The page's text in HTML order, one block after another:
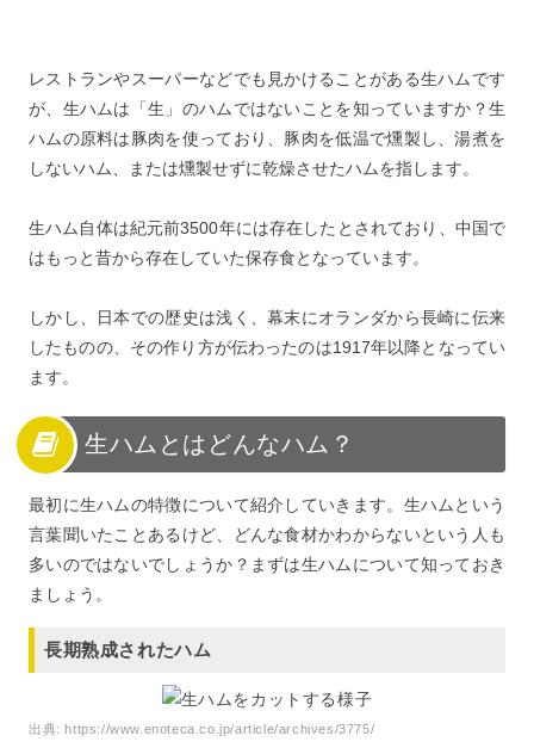
レストランやスーパーなどでも見かけることがある生ハムです
が、生ハムは「生」のハムではないことを知っていますか？生
ハムの原料は豚肉を使っており、豚肉を低温で燻製し、湯煮を
しないハム、または燻製せずに乾燥させたハムを指します。
生ハム自体は紀元前3500年には存在したとされており、中国で
はもっと昔から存在していた保存食となっています。
しかし、日本での歴史は浅く、幕末にオランダから長崎に伝来
したものの、その作り方が伝わったのは1917年以降となってい
ます。
生ハムとはどんなハム？
最初に生ハムの特徴について紹介していきます。生ハムという
言葉聞いたことあるけど、どんな食材かわからないという人も
多いのではないでしょうか？まずは生ハムについて知っておき
ましょう。
長期熟成されたハム
出典:https://www.enoteca.co.jp/article/archives/3775/